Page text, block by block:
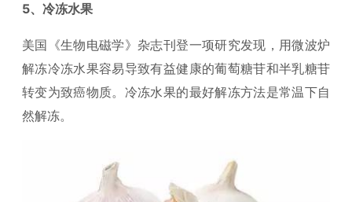
5、冷冻水果
美国《生物电磁学》杂志刊登一项研究发现，用微波炉
解冻冷冻水果容易导致有益健康的葡萄糖苷和半乳糖苷
转变为致癌物质。冷冻水果的最好解冻方法是常温下自
然解冻。